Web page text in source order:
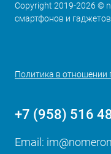
Copyright 2019-2026 ©
смартфонов и
Политика в
+7 (958) 516
Email: